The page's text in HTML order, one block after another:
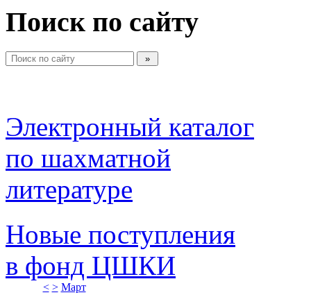
Поиск по сайту
Электронный каталог
по шахматной
литературе
Новые поступления
в фонд ЦШКИ
< > Март